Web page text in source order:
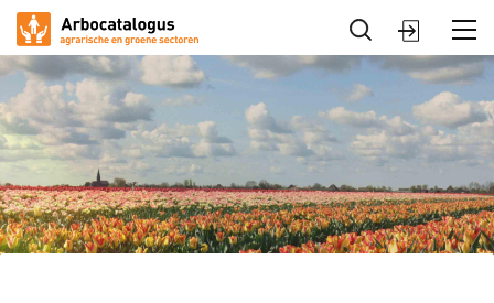
Arbocatalogus
Sectoren
Sluiten